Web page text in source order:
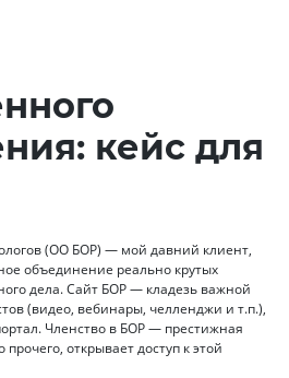
кейс для
(ОО БОР) — мой давний клиент,
объединение реально крутых
дела. Сайт БОР — кладезь важной
(видео, вебинары, челленджи и т.п.),
Членство в БОР — престижная
открывает доступ к этой